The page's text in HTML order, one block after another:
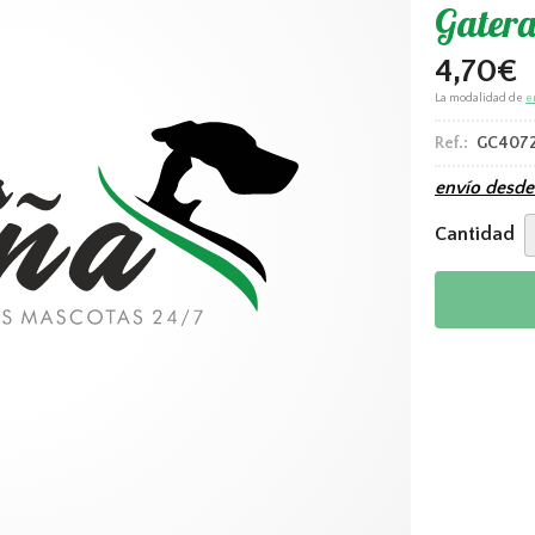
4,70€
La modalidad de
Ref.:
envío
Cantidad